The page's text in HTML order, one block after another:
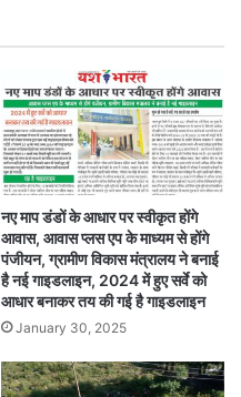
नए माप डंडों के आधार पर स्वीकृत होंगे
आवास, आवास प्लस एप के माध्यम से होंगे
पंजीयन, ग्रामीण विकास मंत्रालय ने बनाई
है नई गाइडलाइन, 2024 में हुए सर्वे को
आधार बनाकर तय की गई है गाइडलाइन
January 30, 2025